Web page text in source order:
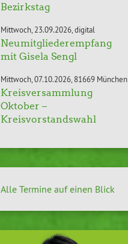
Bezirkstag
Mittwoch 23.09.2026 digital
Neumitgliederempfang
mit Gisela Sengl
Mittwoch 07.10.2026 81669 München
Kreisversammlung
Oktober –
Kreisvorstandswahl
Alle Termine auf einen Blick